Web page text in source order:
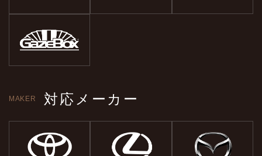
MAKER 対応メーカー